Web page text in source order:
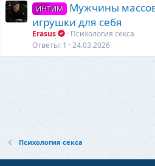
ИНТИМ
Мужчины
игрушки для себя
Erasus
Психология секса
Ответы 1 24.03.2026
Психология секса